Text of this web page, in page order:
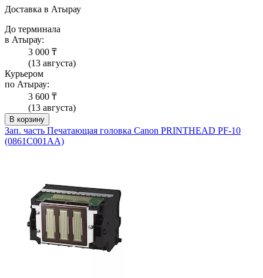
Доставка в Атырау
До терминала
в Атырау:
3 000 ₸
(13 августа)
Курьером
по Атырау:
3 600 ₸
(13 августа)
В корзину
Зап. часть Печатающая головка Canon PRINTHEAD PF-10
(0861C001AA)